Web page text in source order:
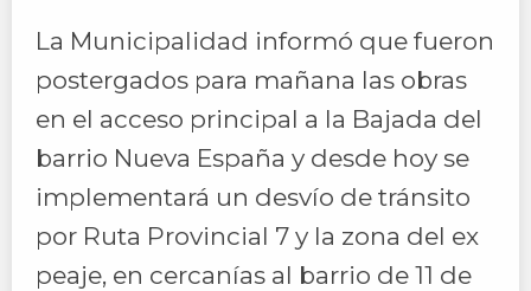
La Municipalidad informó que fueron
postergados para mañana las obras
en el acceso principal a la Bajada del
barrio Nueva España y desde hoy se
implementará un desvío de tránsito
por Ruta Provincial 7 y la zona del ex
peaje, en cercanías al barrio de 11 de